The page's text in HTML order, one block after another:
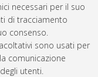
necessari per il suo
di tracciamento
consenso.
sono usati per
comunicazione
utenti.